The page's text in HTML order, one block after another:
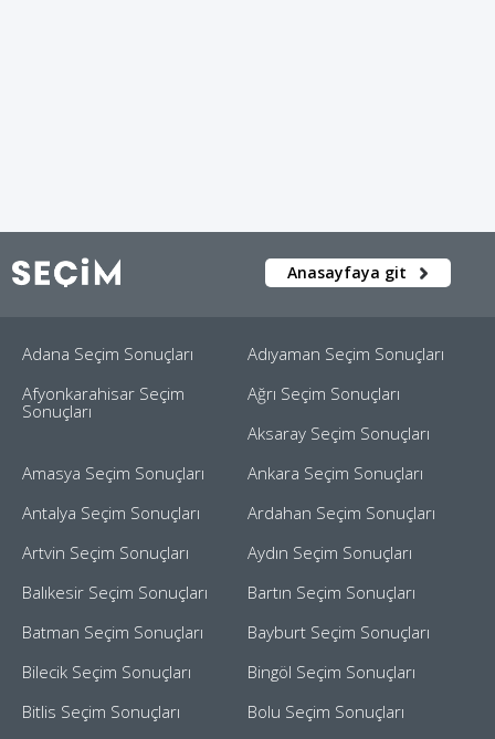
Anasayfaya git
Adana Seçim Sonuçları
Adıyaman Seçim Sonuçları
Afyonkarahisar Seçim
Sonuçları
Ağrı Seçim Sonuçları
Aksaray Seçim Sonuçları
Amasya Seçim Sonuçları
Ankara Seçim Sonuçları
Antalya Seçim Sonuçları
Ardahan Seçim Sonuçları
Artvin Seçim Sonuçları
Aydın Seçim Sonuçları
Balıkesir Seçim Sonuçları
Bartın Seçim Sonuçları
Batman Seçim Sonuçları
Bayburt Seçim Sonuçları
Bilecik Seçim Sonuçları
Bingöl Seçim Sonuçları
Bitlis Seçim Sonuçları
Bolu Seçim Sonuçları